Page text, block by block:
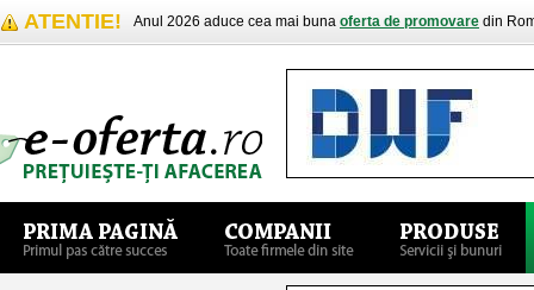
ATENTIE! Anul 2026 aduce cea mai buna oferta de promovare din